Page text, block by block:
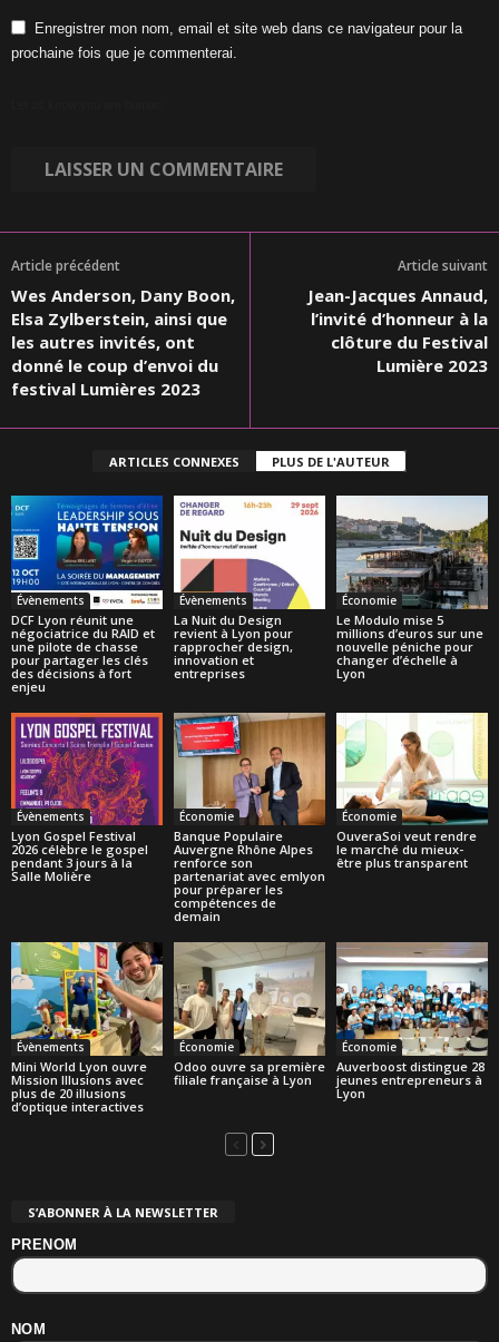
Enregistrer mon nom, email et site web dans ce navigateur pour la
prochaine fois que je commenterai.
Article précédent
Wes Anderson, Dany Boon,
Elsa Zylberstein, ainsi que
les autres invités, ont
donné le coup d’envoi du
festival Lumières 2023
Article suivant
Jean-Jacques Annaud,
l’invité d’honneur à la
clôture du Festival
Lumière 2023
ARTICLES CONNEXES PLUS DE L'AUTEUR
Évènements
DCF Lyon réunit une
négociatrice du RAID et
une pilote de chasse
pour partager les clés
des décisions à fort
enjeu
Évènements
La Nuit du Design
revient à Lyon pour
rapprocher design,
innovation et
entreprises
Économie
Le Modulo mise 5
millions d’euros sur une
nouvelle péniche pour
changer d’échelle à
Lyon
Évènements
Lyon Gospel Festival
2026 célèbre le gospel
pendant 3 jours à la
Salle Molière
Économie
Banque Populaire
Auvergne Rhône Alpes
renforce son
partenariat avec emlyon
pour préparer les
compétences de
demain
Économie
OuveraSoi veut rendre
le marché du mieux-
être plus transparent
Évènements
Mini World Lyon ouvre
Mission Illusions avec
plus de 20 illusions
d’optique interactives
Économie
Odoo ouvre sa première
filiale française à Lyon
Économie
Auverboost distingue 28
jeunes entrepreneurs à
Lyon
S’ABONNER À LA NEWSLETTER
PRENOM
NOM